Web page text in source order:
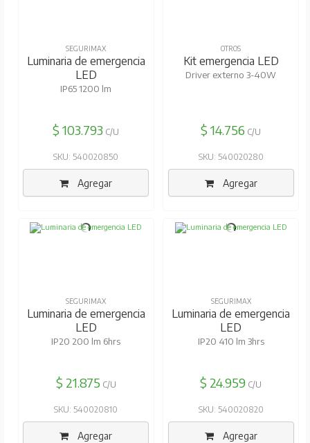
SEGURIMAX
Luminaria de emergencia
LED
IP65 1200 lm
$ 103.793 C/U
SKU: 540020850
Agregar
OTROS
Kit emergencia LED
Driver externo 3-40W
$ 14.756 C/U
SKU: 540020280
Agregar
SEGURIMAX
Luminaria de emergencia
LED
IP20 200 lm 6hrs
$ 21.875 C/U
SKU: 540020810
Agregar
SEGURIMAX
Luminaria de emergencia
LED
IP20 410 lm 3hrs
$ 24.959 C/U
SKU: 540020820
Agregar